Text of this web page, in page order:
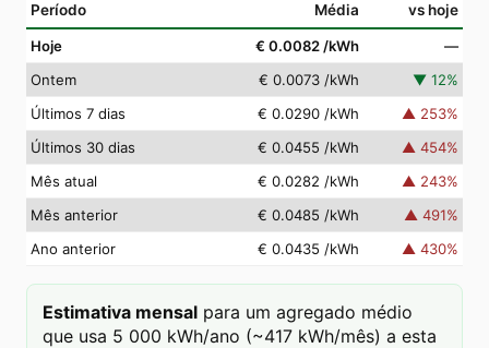
Período Média vs hoje
Hoje € 0.0082 /kWh
—
Ontem
€ 0.0073 /kWh ▼ 12%
Últimos 7 dias
€ 0.0290 /kWh ▲ 253%
Últimos 30 dias
€ 0.0455 /kWh ▲ 454%
Mês atual
€ 0.0282 /kWh ▲ 243%
Mês anterior
€ 0.0485 /kWh ▲ 491%
Ano anterior
€ 0.0435 /kWh ▲ 430%
Estimativa mensal para um agregado médio
que usa 5 000 kWh/ano (~417 kWh/mês) a esta